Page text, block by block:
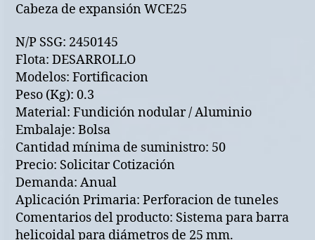
Cabeza de expansión WCE25
N/P SSG: 2450145
Flota: DESARROLLO
Modelos: Fortificacion
Peso (Kg): 0.3
Material: Fundición nodular / Aluminio
Embalaje: Bolsa
Cantidad mínima de suministro: 50
Precio: Solicitar Cotización
Demanda: Anual
Aplicación Primaria: Perforacion de tuneles
Comentarios del producto: Sistema para barra
helicoidal para diámetros de 25 mm.